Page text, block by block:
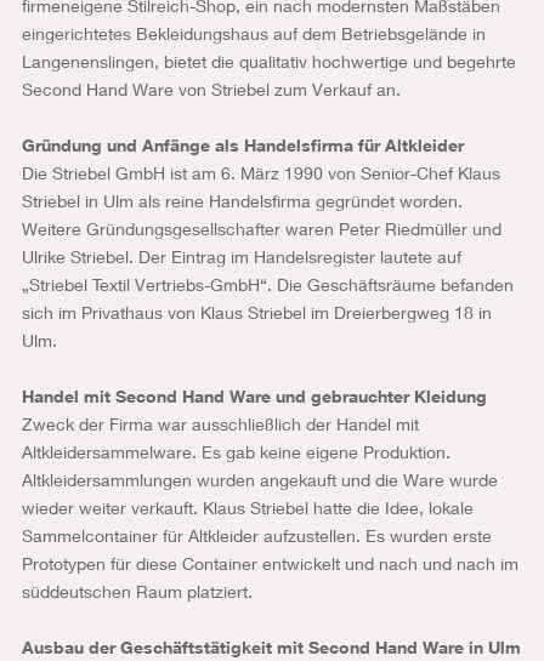
firmeneigene Stilreich-Shop, ein nach modernsten Maßstäben
eingerichtetes Bekleidungshaus auf dem Betriebsgelände in
Langenenslingen, bietet die qualitativ hochwertige und begehrte
Second Hand Ware von Striebel zum Verkauf an.
Gründung und Anfänge als Handelsfirma für Altkleider
Die Striebel GmbH ist am 6. März 1990 von Senior-Chef Klaus
Striebel in Ulm als reine Handelsfirma gegründet worden.
Weitere Gründungsgesellschafter waren Peter Riedmüller und
Ulrike Striebel. Der Eintrag im Handelsregister lautete auf
„Striebel Textil Vertriebs-GmbH“. Die Geschäftsräume befanden
sich im Privathaus von Klaus Striebel im Dreierbergweg 18 in
Ulm.
Handel mit Second Hand Ware und gebrauchter Kleidung
Zweck der Firma war ausschließlich der Handel mit
Altkleidersammelware. Es gab keine eigene Produktion.
Altkleidersammlungen wurden angekauft und die Ware wurde
wieder weiter verkauft. Klaus Striebel hatte die Idee, lokale
Sammelcontainer für Altkleider aufzustellen. Es wurden erste
Prototypen für diese Container entwickelt und nach und nach im
süddeutschen Raum platziert.
Ausbau der Geschäftstätigkeit mit Second Hand Ware in Ulm